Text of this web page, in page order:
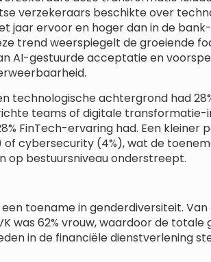
verzekeraars beschikte over
jaar ervoor en hoger dan in de
trend weerspiegelt de groeiende
AI-gestuurde acceptatie en
technologische achtergrond had
teams of digitale transformatie-
FinTech-ervaring had. Een kleiner
cybersecurity (4%), wat de
op bestuursniveau onderstreept.
toename in genderdiversiteit.
was 62% vrouw, waardoor de
in de financiële dienstverlening